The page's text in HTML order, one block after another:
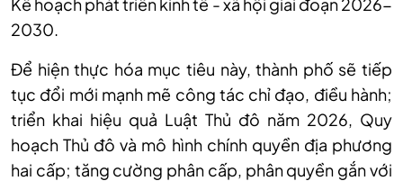
2030.
Để hiện thực hóa mục tiêu này, thành phố sẽ tiếp
tục đổi mới mạnh mẽ công tác chỉ đạo, điều hành;
triển khai hiệu quả Luật Thủ đô năm 2026, Quy
hoạch Thủ đô và mô hình chính quyền địa phương
hai cấp; tăng cường phân cấp, phân quyền gắn với